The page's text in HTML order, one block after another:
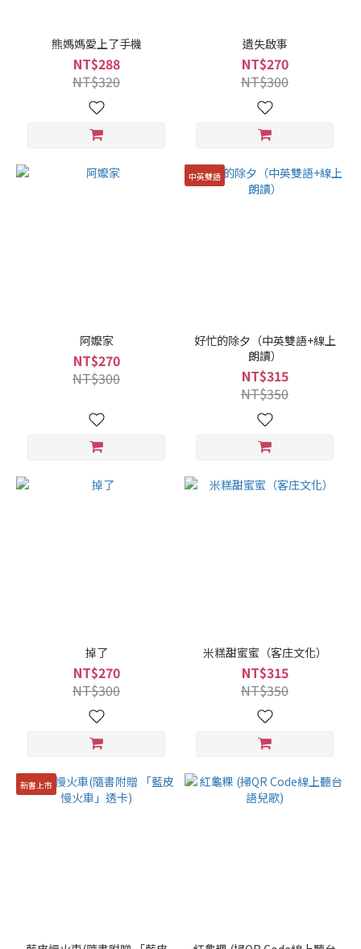
熊媽媽愛上了手機
NT$288
NT$320
遺失啟事
NT$270
NT$300
阿嬤家
NT$270
NT$300
中英雙語
好忙的除夕（中英雙語+線上
朗讀）
NT$315
NT$350
掉了
NT$270
NT$300
米糕甜蜜蜜（客庄文化）
NT$315
NT$350
新書上市